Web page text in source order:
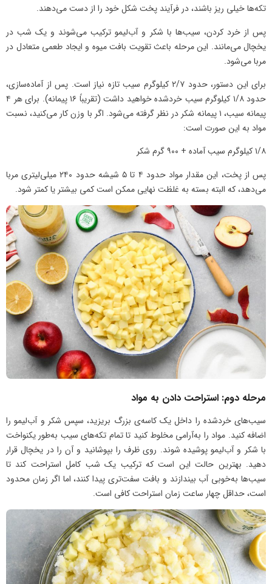
تکه‌ها خیلی ریز باشند، در فرآیند پخت شکل خود را از دست می‌دهند.
پس از خرد کردن، سیب‌ها با شکر و آب‌لیمو ترکیب می‌شوند و یک شب در
یخچال می‌مانند. این مرحله باعث تقویت بافت میوه و ایجاد طعمی متعادل در
مربا می‌شود.
برای این دستور، حدود ۲/۷ کیلوگرم سیب تازه نیاز است. پس از آماده‌سازی،
حدود ۱/۸ کیلوگرم سیب خردشده خواهید داشت (تقریباً ۱۶ پیمانه). برای هر ۴
پیمانه سیب، ۱ پیمانه شکر در نظر گرفته می‌شود. اگر با وزن کار می‌کنید، نسبت
مواد به این صورت است:
۱/۸ کیلوگرم سیب آماده + ۹۰۰ گرم شکر
پس از پخت، این مقدار مواد حدود ۴ تا ۵ شیشه حدود ۲۴۰ میلی‌لیتری مربا
می‌دهد، که البته بسته به غلظت نهایی ممکن است کمی بیشتر یا کمتر شود.
مرحله دوم: استراحت دادن به مواد
سیب‌های خردشده را داخل یک کاسه‌ی بزرگ بریزید، سپس شکر و آب‌لیمو را
اضافه کنید. مواد را به‌آرامی مخلوط کنید تا تمام تکه‌های سیب به‌طور یکنواخت
با شکر و آب‌لیمو پوشیده شوند. روی ظرف را بپوشانید و آن را در یخچال قرار
دهید. بهترین حالت این است که ترکیب یک شب کامل استراحت کند تا
سیب‌ها به‌خوبی آب بیندازند و بافت سفت‌تری پیدا کنند، اما اگر زمان محدود
است، حداقل چهار ساعت زمان استراحت کافی است.